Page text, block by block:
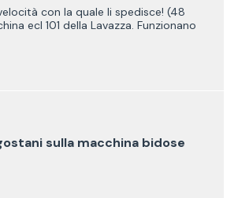
con la quale li spedisce! (48
ecl 101 della Lavazza. Funzionano
sulla macchina bidose